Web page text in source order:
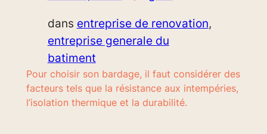
dans entreprise de renovation
entreprise generale du
batiment
Pour choisir son bardage, il faut considérer des
facteurs tels que la résistance aux intempéries,
l’isolation thermique et la durabilité.